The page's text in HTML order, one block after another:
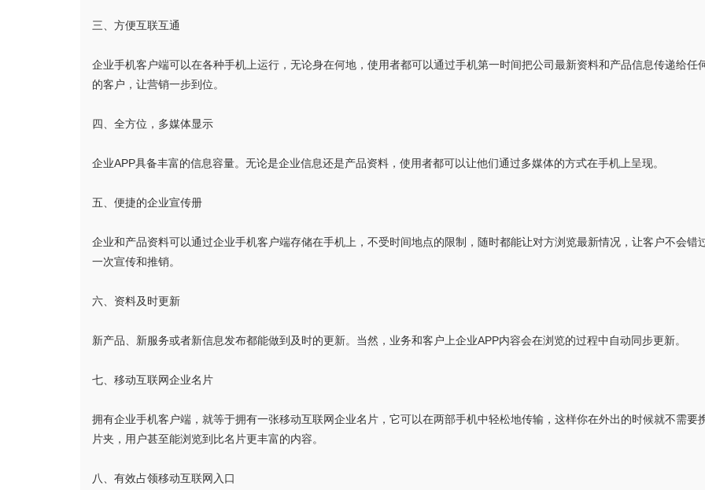
三、方便互联互通
企业手机客户端可以在各种手机上运行，无论身在何地，使用者都可以通过手机第一时间把公司最新资料和产品信息传递给任
的客户，让营销一步到位。
四、全方位，多媒体显示
企业APP具备丰富的信息容量。无论是企业信息还是产品资料，使用者都可以让他们通过多媒体的方式在手机上呈现。
五、便捷的企业宣传册
企业和产品资料可以通过企业手机客户端存储在手机上，不受时间地点的限制，随时都能让对方浏览最新情况，让客户不会错
一次宣传和推销。
六、资料及时更新
新产品、新服务或者新信息发布都能做到及时的更新。当然，业务和客户上企业APP内容会在浏览的过程中自动同步更新。
七、移动互联网企业名片
拥有企业手机客户端，就等于拥有一张移动互联网企业名片，它可以在两部手机中轻松地传输，这样你在外出的时候就不需要
片夹，用户甚至能浏览到比名片更丰富的内容。
八、有效占领移动互联网入口